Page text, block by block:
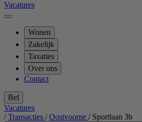
Vacatures
Wonen
Zakelijk
Taxaties
Over ons
Contact
Bel
Vacatures
/ Transacties / Oostvoorne / Sportlaan 3b